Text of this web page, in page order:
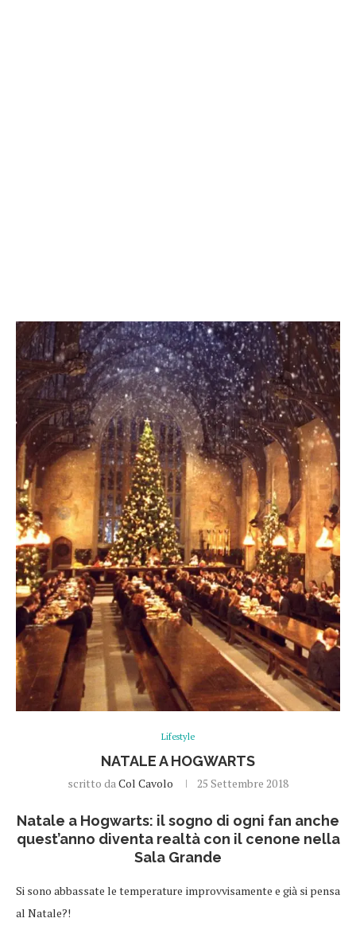
Lifestyle
NATALE A HOGWARTS
scritto da Col Cavolo 25 Settembre 2018
Natale a Hogwarts: il sogno di ogni fan anche
quest’anno diventa realtà con il cenone nella
Sala Grande
Si sono abbassate le temperature improvvisamente e già si pensa
al Natale?!